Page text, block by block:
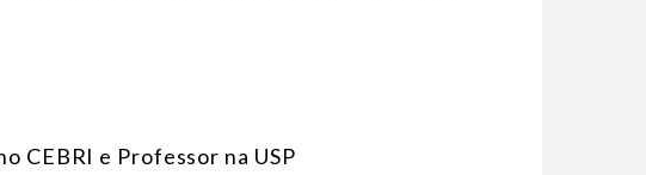
CEBRI e Professor na USP